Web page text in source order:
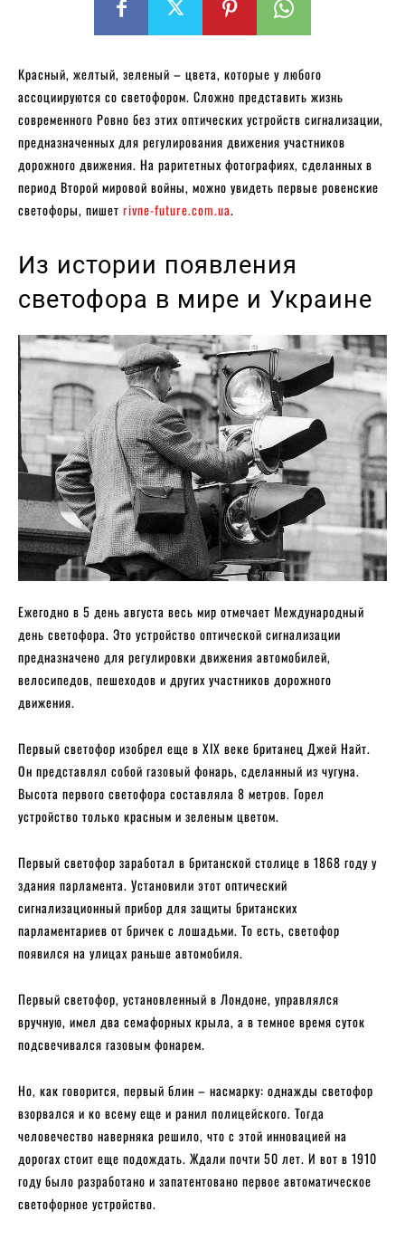
Красный, желтый, зеленый – цвета, которые у любого
ассоциируются со светофором. Сложно представить жизнь
современного Ровно без этих оптических устройств сигнализации,
предназначенных для регулирования движения участников
дорожного движения. На раритетных фотографиях, сделанных в
период Второй мировой войны, можно увидеть первые ровенские
светофоры, пишет rivne-future.com.ua.
Из истории появления
светофора в мире и Украине
Ежегодно в 5 день августа весь мир отмечает Международный
день светофора. Это устройство оптической сигнализации
предназначено для регулировки движения автомобилей,
велосипедов, пешеходов и других участников дорожного
движения.
Первый светофор изобрел еще в XIX веке британец Джей Найт.
Он представлял собой газовый фонарь, сделанный из чугуна.
Высота первого светофора составляла 8 метров. Горел
устройство только красным и зеленым цветом.
Первый светофор заработал в британской столице в 1868 году у
здания парламента. Установили этот оптический
сигнализационный прибор для защиты британских
парламентариев от бричек с лошадьми. То есть, светофор
появился на улицах раньше автомобиля.
Первый светофор, установленный в Лондоне, управлялся
вручную, имел два семафорных крыла, а в темное время суток
подсвечивался газовым фонарем.
Но, как говорится, первый блин – насмарку: однажды светофор
взорвался и ко всему еще и ранил полицейского. Тогда
человечество наверняка решило, что с этой инновацией на
дорогах стоит еще подождать. Ждали почти 50 лет. И вот в 1910
году было разработано и запатентовано первое автоматическое
светофорное устройство.